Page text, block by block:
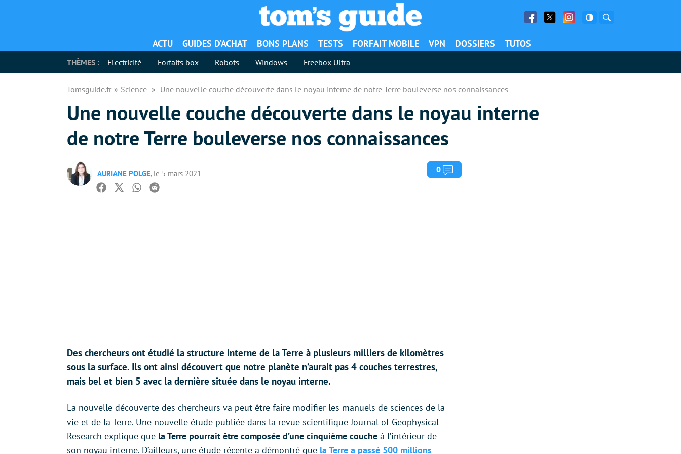
Facebook
Twitter Facebook
ACTU GUIDES D’ACHAT BONS PLANS TESTS FORFAIT MOBILE VPN DOSSIERS TUTOS
THÈMES : Electricité Forfaits box Robots Windows Freebox Ultra
Tomsguide.fr Science Une nouvelle couche découverte dans le noyau interne de notre Terre bouleverse nos connaissances
Une nouvelle couche découverte dans le noyau interne
de notre Terre bouleverse nos connaissances
AURIANE POLGE, le 5 mars 2021 0 Commentaires
Facebook
TwitterWhatsapp
Reddit
Des chercheurs ont étudié la structure interne de la Terre à plusieurs milliers de kilomètres
sous la surface. Ils ont ainsi découvert que notre planète n’aurait pas 4 couches terrestres,
mais bel et bien 5 avec la dernière située dans le noyau interne.
La nouvelle découverte des chercheurs va peut-être faire modifier les manuels de sciences de la
vie et de la Terre. Une nouvelle étude publiée dans la revue scientifique Journal of Geophysical
Research explique que la Terre pourrait être composée d’une cinquième couche à l’intérieur de
son noyau interne. D’ailleurs, une étude récente a démontré que la Terre a passé 500 millions